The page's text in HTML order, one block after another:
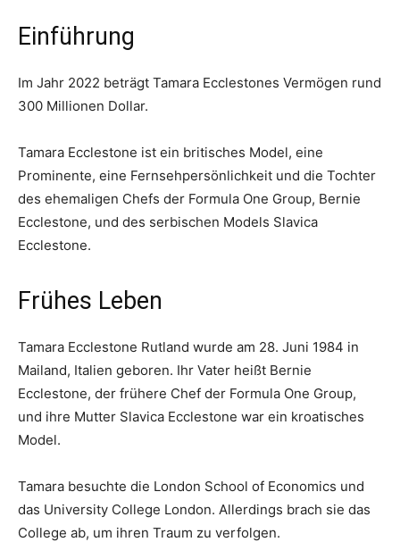
Einführung
Im Jahr 2022 beträgt Tamara Ecclestones Vermögen rund
300 Millionen Dollar.
Tamara Ecclestone ist ein britisches Model, eine
Prominente, eine Fernsehpersönlichkeit und die Tochter
des ehemaligen Chefs der Formula One Group, Bernie
Ecclestone, und des serbischen Models Slavica
Ecclestone.
Frühes Leben
Tamara Ecclestone Rutland wurde am 28. Juni 1984 in
Mailand, Italien geboren. Ihr Vater heißt Bernie
Ecclestone, der frühere Chef der Formula One Group,
und ihre Mutter Slavica Ecclestone war ein kroatisches
Model.
Tamara besuchte die London School of Economics und
das University College London. Allerdings brach sie das
College ab, um ihren Traum zu verfolgen.